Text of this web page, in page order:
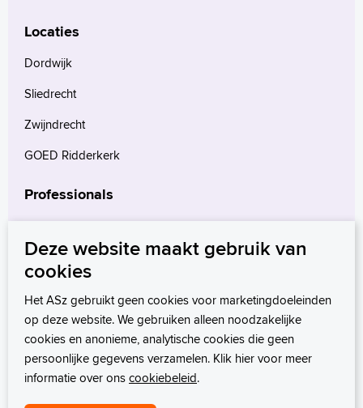
Locaties
Dordwijk
Sliedrecht
Zwijndrecht
GOED Ridderkerk
Professionals
Verwijzers
Wetenschappelijk onderzoek
Deze website maakt gebruik van
cookies
Het ASz gebruikt geen cookies voor marketingdoeleinden
op deze website. We gebruiken alleen noodzakelijke
cookies en anonieme, analytische cookies die geen
persoonlijke gegevens verzamelen. Klik hier voor meer
informatie over onscookiebeleid.